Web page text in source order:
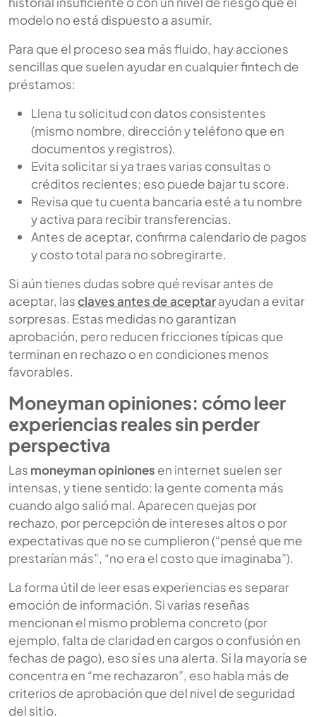
modelo no está dispuesto a asumir.
Para que el proceso sea más fluido, hay acciones
sencillas que suelen ayudar en cualquier fintech de
préstamos:
Llena tu solicitud con datos consistentes
(mismo nombre, dirección y teléfono que en
documentos y registros).
Evita solicitar si ya traes varias consultas o
créditos recientes; eso puede bajar tu score.
Revisa que tu cuenta bancaria esté a tu nombre
y activa para recibir transferencias.
Antes de aceptar, confirma calendario de pagos
y costo total para no sobregirarte.
Si aún tienes dudas sobre qué revisar antes de
aceptar, lasclaves antes de aceptarayudan a evitar
sorpresas. Estas medidas no garantizan
aprobación, pero reducen fricciones típicas que
terminan en rechazo o en condiciones menos
favorables.
Moneyman opiniones: cómo leer
experiencias reales sin perder
perspectiva
Las moneyman opiniones en internet suelen ser
intensas, y tiene sentido: la gente comenta más
cuando algo salió mal. Aparecen quejas por
rechazo, por percepción de intereses altos o por
expectativas que no se cumplieron (“pensé que me
prestarían más”, “no era el costo que imaginaba”).
La forma útil de leer esas experiencias es separar
emoción de información. Si varias reseñas
mencionan el mismo problema concreto (por
ejemplo, falta de claridad en cargos o confusión en
fechas de pago), eso sí es una alerta. Si la mayoría se
concentra en “me rechazaron”, eso habla más de
criterios de aprobación que del nivel de seguridad
del sitio.